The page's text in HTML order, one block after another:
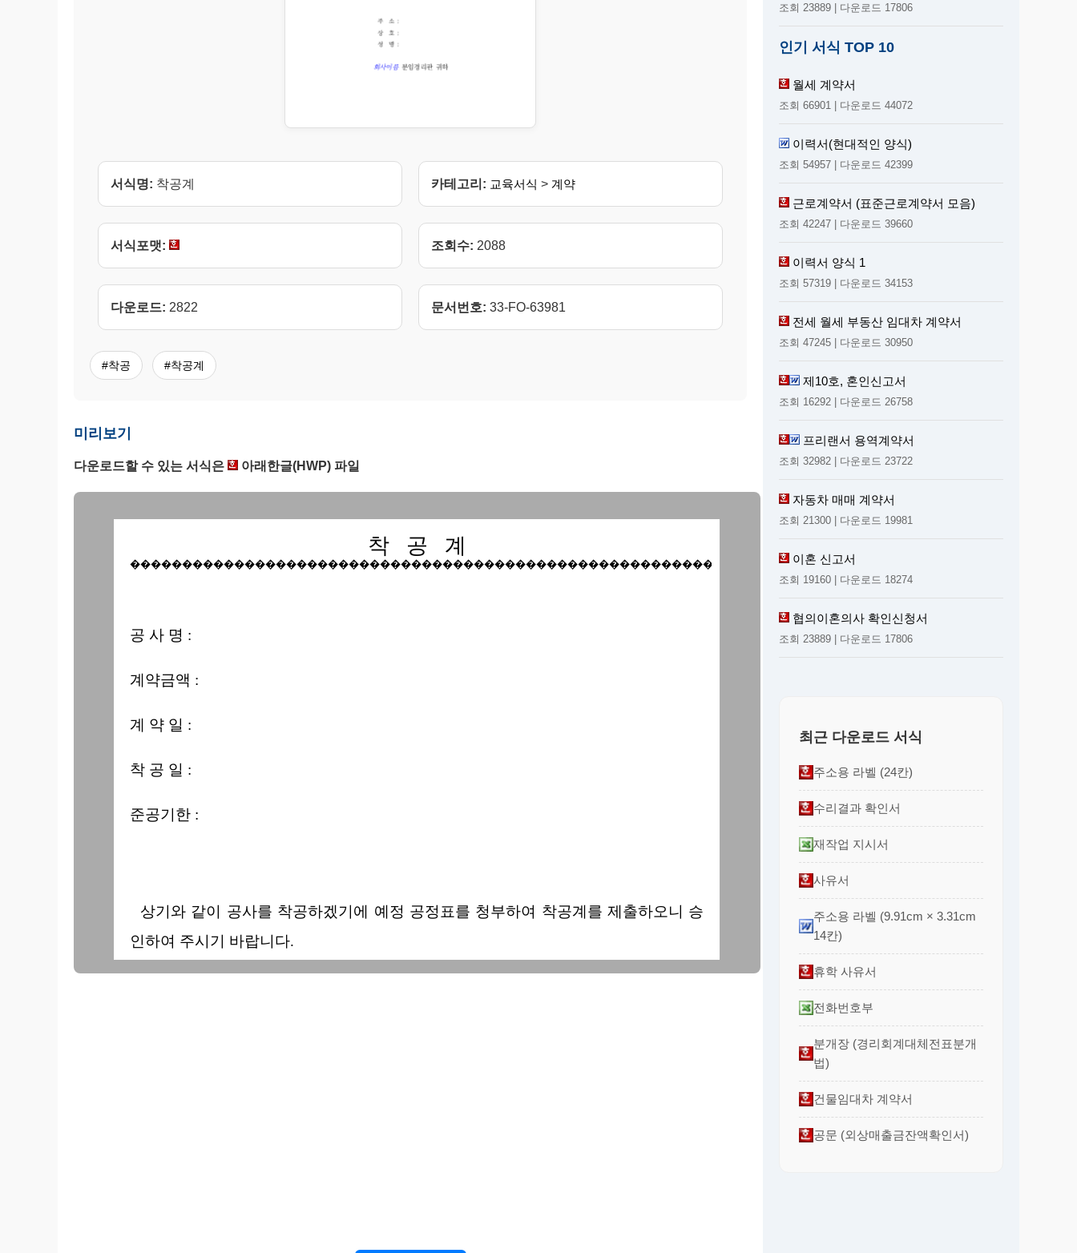
서식명: 착공계 카테고리: 교육서식 > 계약
서식포맷: 조회수: 2088
다운로드: 2822 문서번호: 33-FO-63981
#착공 #착공계
미리보기
다운로드할 수 있는 서식은 아래한글(HWP) 파일
착 공 계
����������������������������������������������������������
공 사 명 :
계약금액 :
계 약 일 :
착 공 일 :
준공기한 :
상기와 같이 공사를 착공하겠기에 예정 공정표를 청부하여 착공계를 제출하오니 승
인하여 주시기 바랍니다.
조회 23889 | 다운로드 17806
인기 서식 TOP 10
월세 계약서
조회 66901 | 다운로드 44072
이력서(현대적인 양식)
조회 54957 | 다운로드 42399
근로계약서 (표준근로계약서 모음)
조회 42247 | 다운로드 39660
이력서 양식 1
조회 57319 | 다운로드 34153
전세 월세 부동산 임대차 계약서
조회 47245 | 다운로드 30950
제10호, 혼인신고서
조회 16292 | 다운로드 26758
프리랜서 용역계약서
조회 32982 | 다운로드 23722
자동차 매매 계약서
조회 21300 | 다운로드 19981
이혼 신고서
조회 19160 | 다운로드 18274
협의이혼의사 확인신청서
조회 23889 | 다운로드 17806
최근 다운로드 서식
주소용 라벨 (24칸)
수리결과 확인서
재작업 지시서
사유서
주소용 라벨 (9.91cm × 3.31cm
14칸)
휴학 사유서
전화번호부
분개장 (경리회계대체전표분개
법)
건물임대차 계약서
공문 (외상매출금잔액확인서)